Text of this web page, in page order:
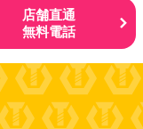
店舗直通
無料電話